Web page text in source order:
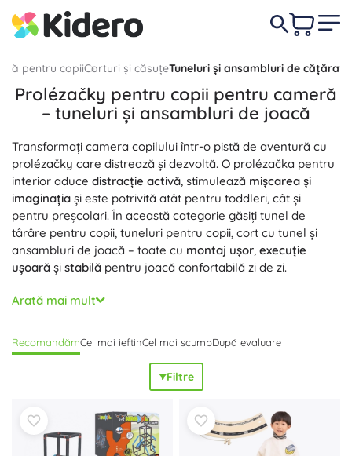
pentru copiiCorturi și căsuțeTuneluri și ansambluri de cățărat
Prolézačky pentru copii pentru cameră
– tuneluri și ansambluri de joacă
Transformați camera copilului într-o pistă de aventură cu
prolézačky care distrează și dezvoltă. O prolézačka pentru
interior aduce distracție activă, stimulează mișcarea și
imaginația și este potrivită atât pentru toddleri, cât și
pentru preșcolari. În această categorie găsiți tunel de
târâre pentru copii, tuneluri pentru copii, cort cu tunel și
ansambluri de joacă – toate cu montaj ușor, execuție
ușoară și stabilă pentru joacă confortabilă zi de zi.
Prolézačky pentru copii sunt fabricate din materiale
plăcute, rezistente și adesea lavabile; ferestrele din plasă
fără muchii ascuțite, susțin o cățărareconfortabilă și mai
. Tunelurile și trecerile de joacă dezvoltă
, coordonarea și orientarea în spațiu și
stimulează în mod naturalcreativitatea
ați ascunselea, întreceri sau trasee cu obstacole. În funcție
de spațiu, alegeți lungimea și diametrul tunelului, numărul
de module sau combinația cu un cort – o prolézačka
Arată mai mult
RecomandămCel mai ieftinCel mai scumpDupă evaluare
Filtre